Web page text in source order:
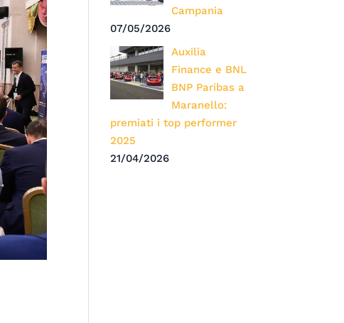
Campania
07/05/2026
Auxilia
Finance e BNL
BNP Paribas a
Maranello:
premiati i top performer
2025
21/04/2026